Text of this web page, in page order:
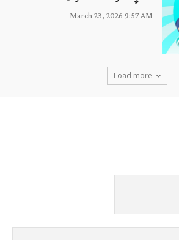
March 23, 2026 9:57 AM
Load more